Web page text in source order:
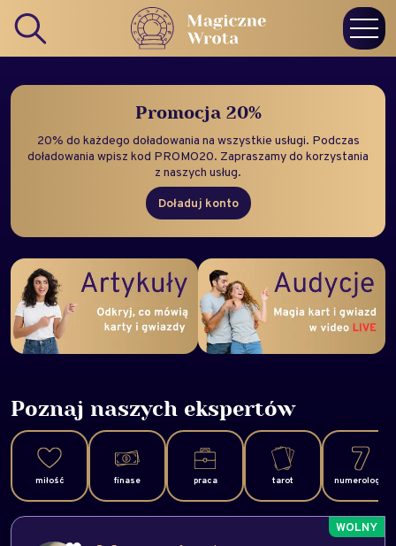
Promocja 20%
20% do każdego doładowania na wszystkie usługi. Podczas
doładowania wpisz kod PROMO20. Zapraszamy do korzystania
z naszych usług.
Doładuj konto
Poznaj naszych ekspertów
miłość finase praca tarot numerologia